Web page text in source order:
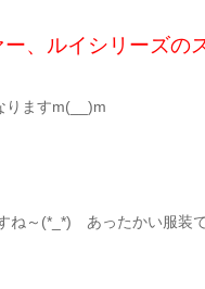
、ルイシリーズの
りますm(__)m
ね～(*_*) あったかい服装